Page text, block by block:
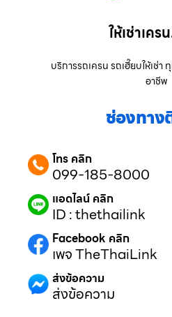
ให้เช่าเค
บริการรถเครน รถเฮี๊ยบให้เช่
อาชีพ
ช่องทา
โทร คลิก
099-185-8000
แอดไลน์ คลิก
ID : thethailink
Facebook คลิก
เพจ TheThaiLink
ส่งข้อความ
ส่งข้อความ